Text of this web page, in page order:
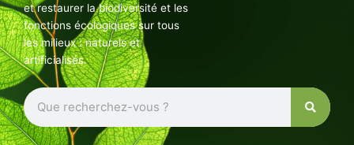
et restaurer la biodiversité et les
fonctions écologiques sur tous
les milieux : naturels et
artificialisés.
Rechercher